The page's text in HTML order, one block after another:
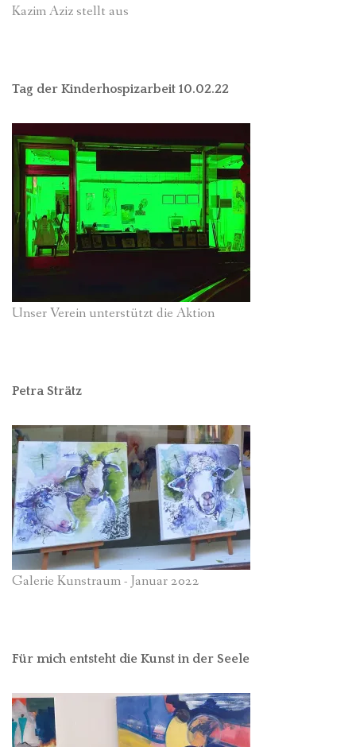
Kazim Aziz stellt aus
Tag der Kinderhospizarbeit 10.02.22
Unser Verein unterstützt die Aktion
Petra Strätz
Galerie Kunstraum - Januar 2022
Für mich entsteht die Kunst in der Seele